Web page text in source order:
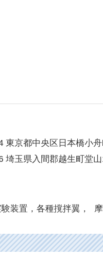
東京都中央区日本橋小
埼玉県入間郡越生町堂
装置，各種撹拌翼，